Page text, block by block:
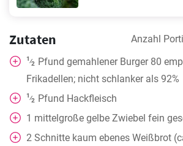
Zutaten Anzahl
1⁄2
Pfund gemahlener Burger 80
Frikadellen; nicht schlanker als 92%
1⁄2
Pfund Hackfleisch
1 mittelgroße gelbe Zwiebel fein
2 Schnitte kaum ebenes Weißbrot